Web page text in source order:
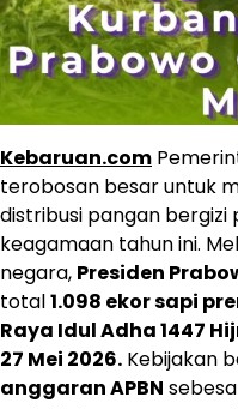
Kebaruan.com
terobosan besar untuk
distribusi pangan
keagamaan tahun ini.
negara, Presiden
total1.098 ekor sapi
Raya Idul Adha 1447
27 Mei 2026. Kebijakan
anggaran APBN